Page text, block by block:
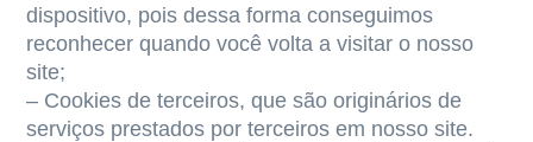
dispositivo, pois dessa forma conseguimos
reconhecer quando você volta a visitar o nosso
site;
– Cookies de terceiros, que são originários de
serviços prestados por terceiros em nosso site.